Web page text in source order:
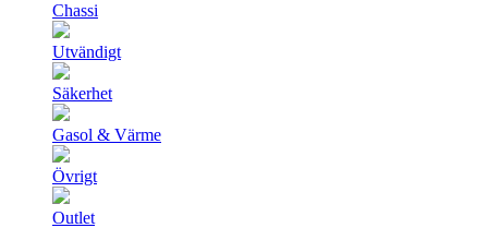
Chassi
Utvändigt
Säkerhet
Gasol & Värme
Övrigt
Outlet